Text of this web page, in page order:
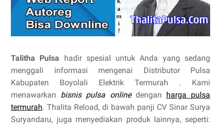
Talitha Pulsa hadir spesial untuk Anda yang sedang
menggali informasi mengenai Distributor Pulsa
Kabupaten Boyolali Elektrik Termurah . Kami
menawarkan bisnis pulsa onlinedengan harga pulsa
termurah. Thalita Reload, di bawah panji CV Sinar Surya
Suryandaru, juga menyediakan produk lainnya, seperti: